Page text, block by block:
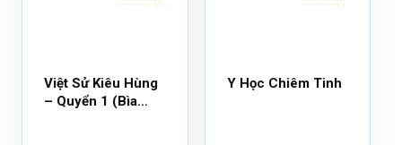
Việt Sử Kiêu Hùng
– Quyển 1 (Bìa
Y Học Chiêm Tinh